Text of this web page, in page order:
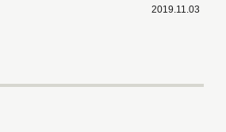
2019.11.03